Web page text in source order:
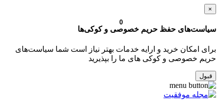
×
سیاست‌های حفظ حریم خصوصی و کوکی‌ها
برای امکان خرید و ارایه خدمات بهتر نیاز است شما سیاست‌های
حریم خصوصی و کوکی های ما را بپذیرید
قبول
0